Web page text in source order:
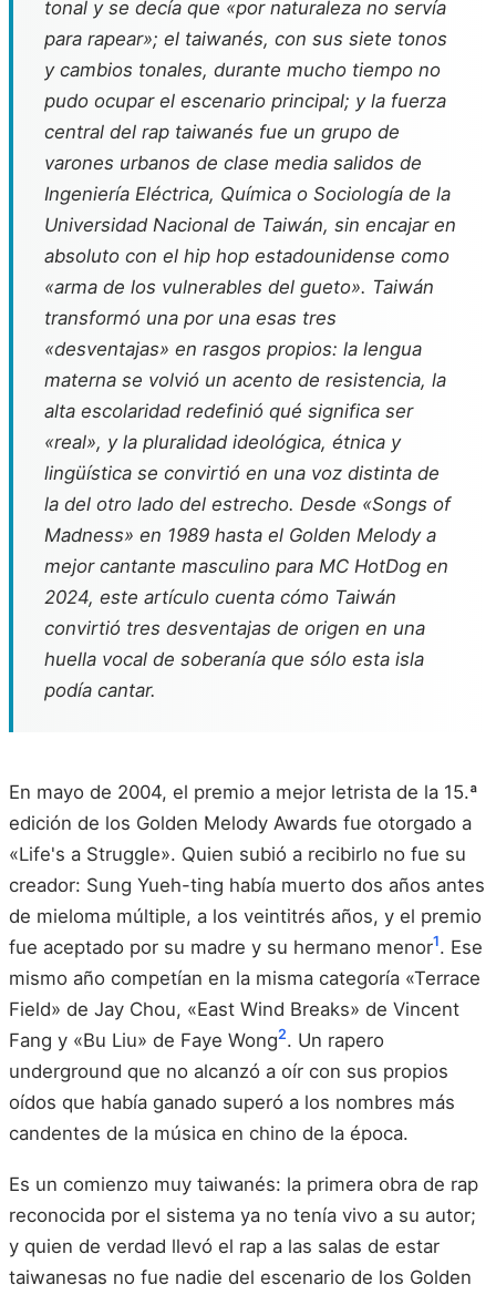
tonal y se decía que «por naturaleza no servía
para rapear»; el taiwanés, con sus siete tonos
y cambios tonales, durante mucho tiempo no
pudo ocupar el escenario principal; y la fuerza
central del rap taiwanés fue un grupo de
varones urbanos de clase media salidos de
Ingeniería Eléctrica, Química o Sociología de la
Universidad Nacional de Taiwán, sin encajar en
absoluto con el hip hop estadounidense como
«arma de los vulnerables del gueto». Taiwán
transformó una por una esas tres
«desventajas» en rasgos propios: la lengua
materna se volvió un acento de resistencia, la
alta escolaridad redefinió qué significa ser
«real», y la pluralidad ideológica, étnica y
lingüística se convirtió en una voz distinta de
la del otro lado del estrecho. Desde «Songs of
Madness» en 1989 hasta el Golden Melody a
mejor cantante masculino para MC HotDog en
2024, este artículo cuenta cómo Taiwán
convirtió tres desventajas de origen en una
huella vocal de soberanía que sólo esta isla
podía cantar.
En mayo de 2004, el premio a mejor letrista de la 15.ª
edición de los Golden Melody Awards fue otorgado a
«Life's a Struggle». Quien subió a recibirlo no fue su
creador: Sung Yueh-ting había muerto dos años antes
de mieloma múltiple, a los veintitrés años, y el premio
fue aceptado por su madre y su hermano menor1. Ese
mismo año competían en la misma categoría «Terrace
Field» de Jay Chou, «East Wind Breaks» de Vincent
Fang y «Bu Liu» de Faye Wong2. Un rapero
underground que no alcanzó a oír con sus propios
oídos que había ganado superó a los nombres más
candentes de la música en chino de la época.
Es un comienzo muy taiwanés: la primera obra de rap
reconocida por el sistema ya no tenía vivo a su autor;
y quien de verdad llevó el rap a las salas de estar
taiwanesas no fue nadie del escenario de los Golden